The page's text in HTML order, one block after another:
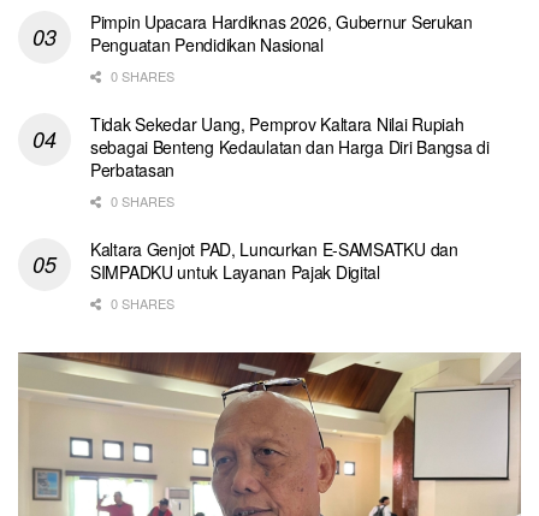
Pimpin Upacara Hardiknas 2026, Gubernur Serukan
Penguatan Pendidikan Nasional
0 SHARES
Tidak Sekedar Uang, Pemprov Kaltara Nilai Rupiah
sebagai Benteng Kedaulatan dan Harga Diri Bangsa di
Perbatasan
0 SHARES
Kaltara Genjot PAD, Luncurkan E-SAMSATKU dan
SIMPADKU untuk Layanan Pajak Digital
0 SHARES